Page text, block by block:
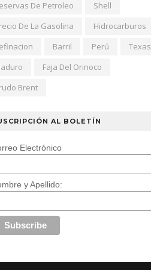
De Petroleo
Shell
De La Gasolina
Hidrocarburos
Barril Perú
Texas
Faja Del Orinoco
Brent
AL BOLETÍN
Electrónico
y Apellido: